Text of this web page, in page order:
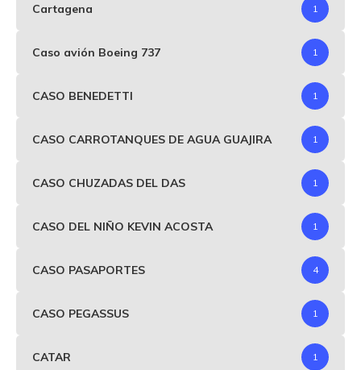
Cartagena 1
Caso avión Boeing 737 1
CASO BENEDETTI 1
CASO CARROTANQUES DE AGUA GUAJIRA 1
CASO CHUZADAS DEL DAS 1
CASO DEL NIÑO KEVIN ACOSTA 1
CASO PASAPORTES 4
CASO PEGASSUS 1
CATAR 1